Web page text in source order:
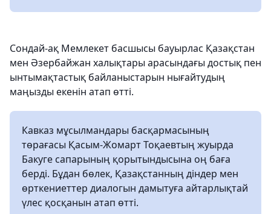
Сондай-ақ Мемлекет басшысы бауырлас Қазақстан
мен Әзербайжан халықтары арасындағы достық пен
ынтымақтастық байланыстарын нығайтудың
маңызды екенін атап өтті.
Кавказ мұсылмандары басқармасының
төрағасы Қасым-Жомарт Тоқаевтың жуырда
Бакуге сапарының қорытындысына оң баға
берді. Бұдан бөлек, Қазақстанның діндер мен
өрткениеттер диалогын дамытуға айтарлықтай
үлес қосқанын атап өтті.